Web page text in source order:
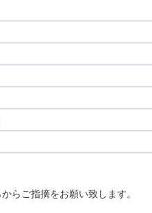
らご指摘をお願い致します。